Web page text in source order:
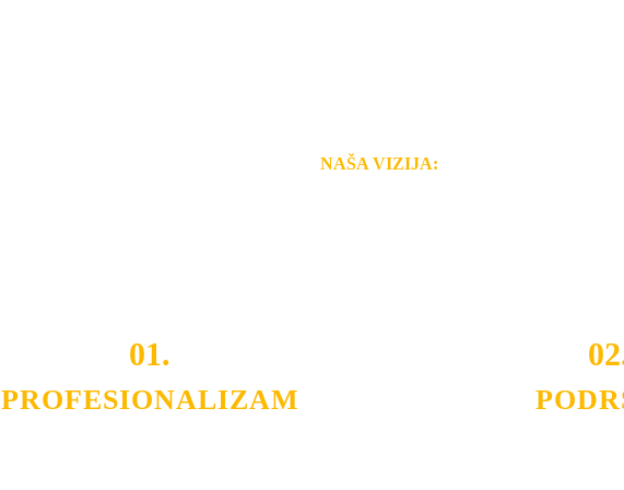
NAŠA VIZIJA:
01.
PROFESIONALIZAM